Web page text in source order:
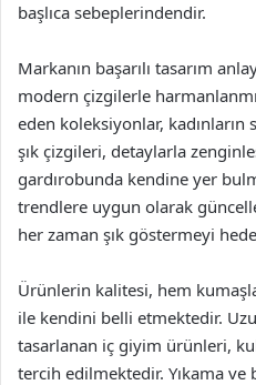
başlıca sebeplerindendir.
Markanın başarılı tasarım
modern çizgilerle
eden koleksiyonlar,
şık çizgileri, detaylarla
gardırobunda kendine yer
trendlere uygun olarak
her zaman şık göstermeyi
Ürünlerin kalitesi, hem
ile kendini belli etmektedir.
tasarlanan iç giyim ürünleri,
tercih edilmektedir. Yıkama ve